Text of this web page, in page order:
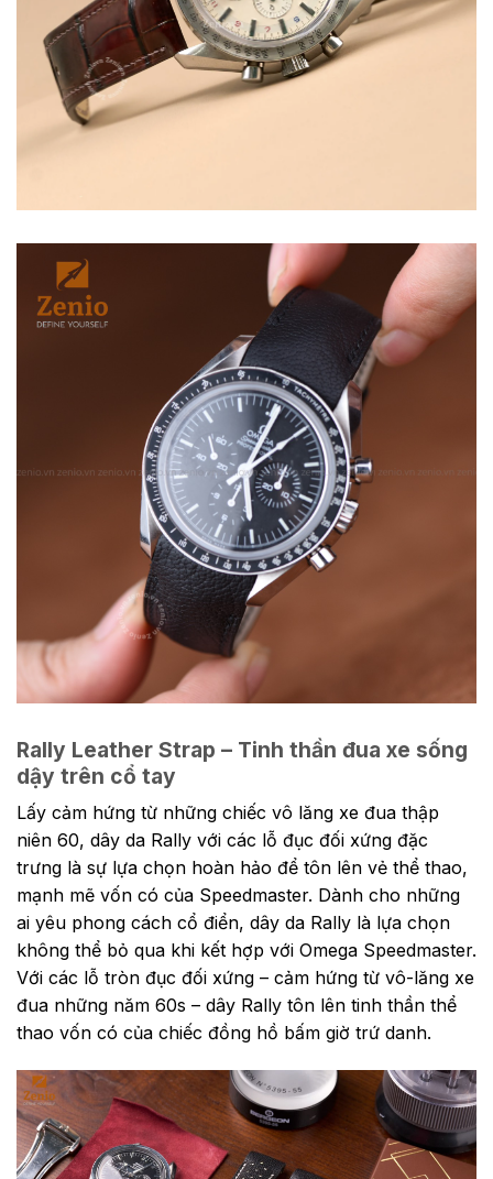
Rally Leather Strap – Tinh thần đua xe sống
dậy trên cổ tay
Lấy cảm hứng từ những chiếc vô lăng xe đua thập
niên 60, dây da Rally với các lỗ đục đối xứng đặc
trưng là sự lựa chọn hoàn hảo để tôn lên vẻ thể thao,
mạnh mẽ vốn có của Speedmaster. Dành cho những
ai yêu phong cách cổ điển, dây da Rally là lựa chọn
không thể bỏ qua khi kết hợp với Omega Speedmaster.
Với các lỗ tròn đục đối xứng – cảm hứng từ vô-lăng xe
đua những năm 60s – dây Rally tôn lên tinh thần thể
thao vốn có của chiếc đồng hồ bấm giờ trứ danh.